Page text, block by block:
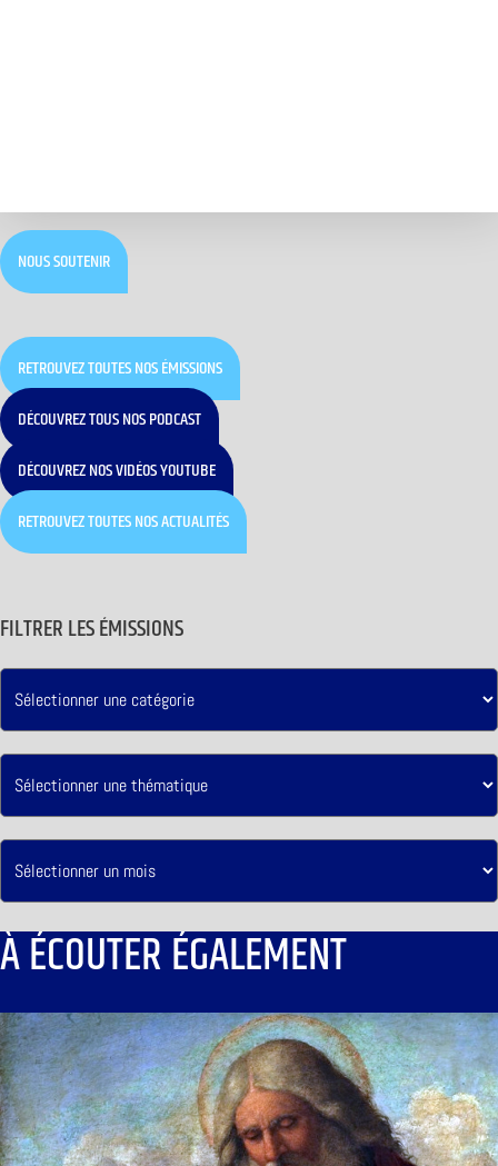
NOUS SOUTENIR
RETROUVEZ TOUTES NOS ÉMISSIONS
DÉCOUVREZ TOUS NOS PODCAST
DÉCOUVREZ NOS VIDÉOS YOUTUBE
RETROUVEZ TOUTES NOS ACTUALITÉS
FILTRER LES ÉMISSIONS
À ÉCOUTER ÉGALEMENT